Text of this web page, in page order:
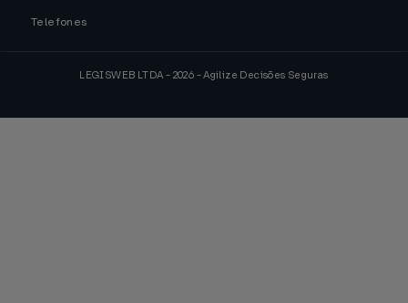
Telefones
LEGISWEB LTDA - 2026 - Agilize Decisões Seguras